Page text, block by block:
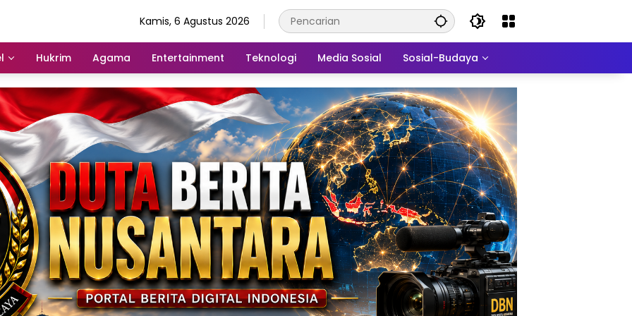
Kamis, 6 Agustus 2026
Hukrim Agama Entertainment Teknologi Media Sosial Sosial-Budaya